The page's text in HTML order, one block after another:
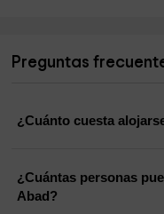
Preguntas
¿Cuánto cuesta
¿Cuántas personas
Abad?